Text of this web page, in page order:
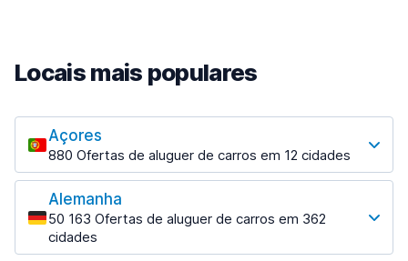
Locais mais populares
Açores
880 Ofertas de aluguer de carros em 12 cidades
Os locais mais populares
Angra do Heroísmo
17 ofertas especiais em 3 localizações
Alemanha
50 163 Ofertas de aluguer de carros em 362
cidades
Os locais mais populares